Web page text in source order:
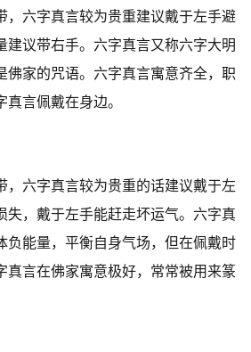
，六字真言较为贵重建议戴于左手避
建议带右手。六字真言又称六字大明
佛家的咒语。六字真言寓意齐全，职
言佩戴在身边。
，六字真言较为贵重的话建议戴于左
失，戴于左手能赶走坏运气。六字真
负能量，平衡自身气场，但在佩戴时
真言在佛家寓意极好，常常被用来篆